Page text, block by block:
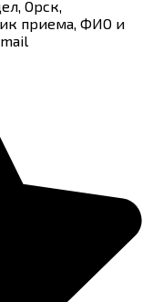
Орск,
приема, ФИО и